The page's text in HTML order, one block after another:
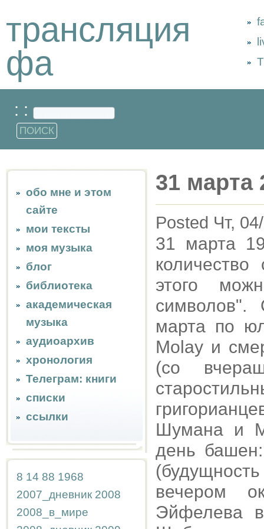
трансляция
фа
: :
обо мне и этом
сайте
мои тексты
моя музыка
блог
библиотека
академическая
музыка
аудиоархив
хронология
Телеграм: книги
списки
ссылки
8 14 88 1968
2007_дневник 2008
2008_в_мире
31 марта
Posted Чт,
31 марта
количество
этого
марта по
Molay и
(со
Шумана и
день
вечером
Эйфелева